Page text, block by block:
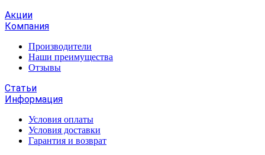
Акции
Компания
Производители
Наши преимущества
Отзывы
Статьи
Информация
Условия оплаты
Условия доставки
Гарантия и возврат